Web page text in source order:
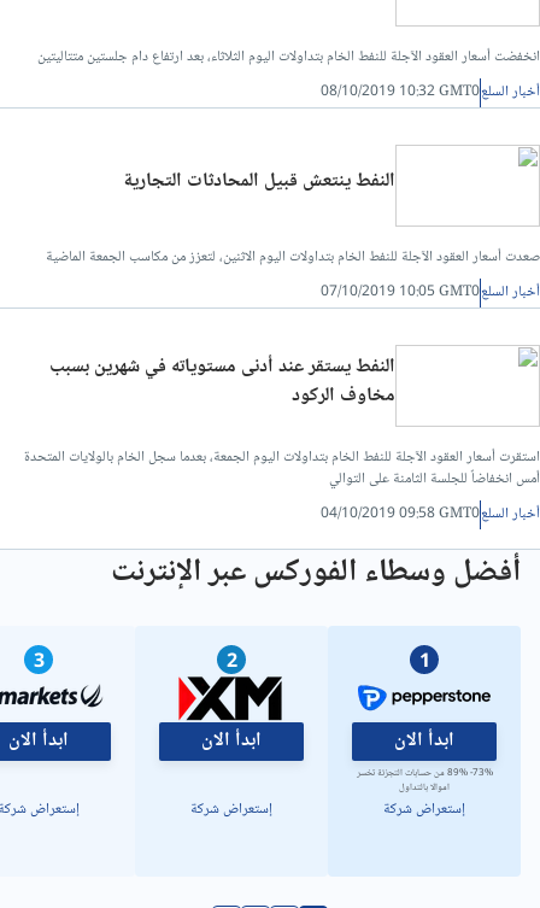
انخفضت أسعار العقود الآجلة للنفط الخام بتداولات اليوم الثلاثاء، بعد ارتفاع دام جلستين متتاليتين
أخبار السلع08/10/2019 10:32 GMT0
النفط ينتعش قبيل المحادثات التجارية
صعدت أسعار العقود الآجلة للنفط الخام بتداولات اليوم الاثنين، لتعزز من مكاسب الجمعة الماضية
أخبار السلع07/10/2019 10:05 GMT0
النفط يستقر عند أدنى مستوياته في شهرين بسبب
مخاوف الركود
استقرت أسعار العقود الآجلة للنفط الخام بتداولات اليوم الجمعة، بعدما سجل الخام بالولايات المتحدة
أمس انخفاضاً للجلسة الثامنة على التوالي
أخبار السلع04/10/2019 09:58 GMT0
أفضل وسطاء الفوركس عبر الإنترنت
1
ابدأ الان
73%- 89% من حسابات التجزئة تخسر
اموالا بالتداول
إستعراض شركة
2
ابدأ الان
إستعراض شركة
3
ابدأ الان
إستعراض